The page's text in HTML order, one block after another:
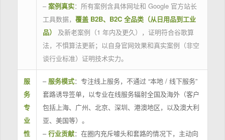
– 案例真实：所有案例含具体网址和 Google 官方站长
工具数据， 覆盖 B2B、B2C 全品类（从日用品到工业
品）
及新老案例（1 年内及更久），证明符合谷歌算
法，不惧算法更新；以自身官网效果和真实案例（非空
谈行业标准）证明技术实力。
服
务
专
业
性
– 服务模式：专注线上服务，不通过 “本地 / 线下服务”
套路诱导签单，以专业在线服务辐射全国及海外（客户
包括上海、广州、北京、深圳、港澳地区，以及澳大利
亚、美国等）。
–行业贡献：在圈内充斥噱头和套路的情况下，主动向